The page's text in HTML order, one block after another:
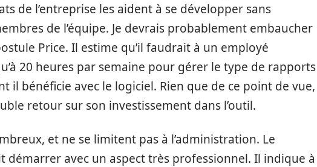
de l’entreprise les aident à se développer sans
de l’équipe. Je devrais probablement embaucher
Price. Il estime qu’il faudrait à un employé
20 heures par semaine pour gérer le type de rapports
il bénéficie avec le logiciel. Rien que de ce point de vue,
retour sur son investissement dans l’outil.
et ne se limitent pas à l’administration. Le
démarrer avec un aspect très professionnel. Il indique à